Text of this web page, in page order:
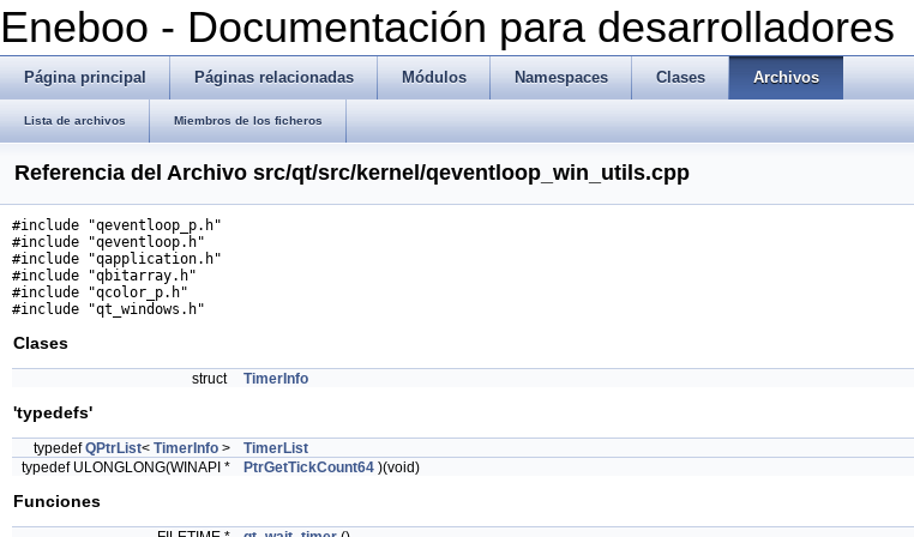
Eneboo - Documentación para desarrolladores
Página principal Páginas relacionadas Módulos Namespaces Clases Archivos
Lista de archivos Miembros de los ficheros
Referencia del Archivo src/qt/src/kernel/qeventloop_win_utils.cpp
#include "qeventloop_p.h"
#include "qeventloop.h"
#include "qapplication.h"
#include "qbitarray.h"
#include "qcolor_p.h"
#include "qt_windows.h"
Clases
struct TimerInfo
'typedefs'
typedefQPtrList< TimerInfo >
TimerList
typedef ULONGLONG(WINAPI *
PtrGetTickCount64 )(void)
Funciones